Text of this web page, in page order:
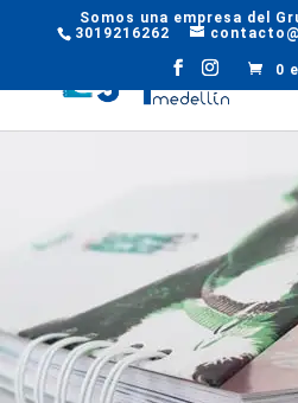
Somos una empresa del
3019216262
0